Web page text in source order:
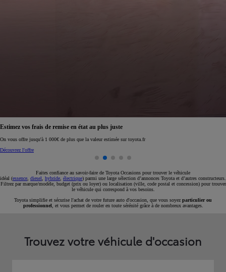
Estimez vos frais de remise en état au plus juste
On vous offre jusqu'à 1 000€ de plus que la valeur estimée sur toyota.fr
Découvrez l'offre
Faites confiance au savoir-faire de Toyota Occasions pour trouver le véhicule
idéal (essence diesel hybride électrique) parmi une large sélection d’annonces Toyota et d’autres constructeurs.
Filtrez par marque/modèle, budget (prix ou loyer) ou localisation (ville, code postal et concession) pour trouver
le véhicule qui correspond à vos besoins.
Toyota simplifie et sécurise l'achat de votre future auto d'occasion, que vous soyez particulier ou
professionnel , et vous permet de rouler en toute sérénité grâce à de nombreux avantages.
Trouvez votre véhicule d'occasion